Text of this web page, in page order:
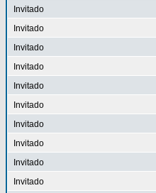
Invitado
Invitado
Invitado
Invitado
Invitado
Invitado
Invitado
Invitado
Invitado
Invitado